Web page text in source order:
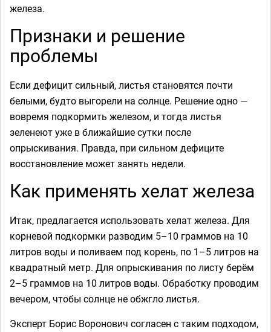
железа.
Признаки и решение
проблемы
Если дефицит сильный, листья становятся почти
белыми, будто выгорели на солнце. Решение одно —
вовремя подкормить железом, и тогда листья
зеленеют уже в ближайшие сутки после
опрыскивания. Правда, при сильном дефиците
восстановление может занять недели.
Как применять хелат железа
Итак, предлагается использовать хелат железа. Для
корневой подкормки разводим 5–10 граммов на 10
литров воды и поливаем под корень, по 1–5 литров на
квадратный метр. Для опрыскивания по листу берём
2–5 граммов на 10 литров воды. Обработку проводим
вечером, чтобы солнце не обжгло листья.
Эксперт Борис Воронович согласен с таким подходом,